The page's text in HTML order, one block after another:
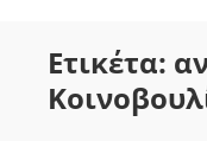
Ετικέτα: